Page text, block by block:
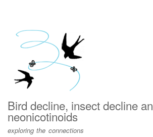
menu
Bird decline, insect decline
neonicotinoids
exploring the connections